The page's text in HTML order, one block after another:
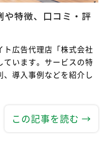
特徴、口コミ・評
ト広告代理店「株式会社
います。サービスの特
導入事例などを紹介し
この記事を読む →